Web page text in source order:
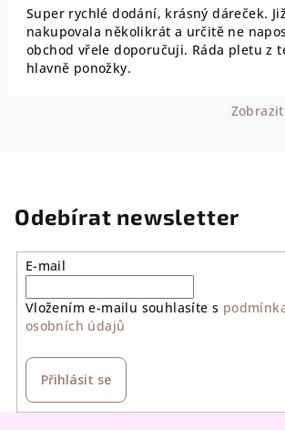
Super rychlé dodání, krásný dáreček.
nakupovala několikrát a určitě ne
obchod vřele doporučuji. Ráda pletu z
hlavně ponožky.
Odebírat newsletter
E-mail
Vložením e-mailu souhlasíte s
osobních údajů
Přihlásit se